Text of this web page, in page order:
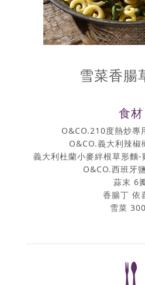
雪菜香腸
食材
O&CO.210度熱炒專
O&CO.義大利辣
義大利杜蘭小麥絆根草形麵
O&CO.西班牙
蒜末 6
香腸丁 依
雪菜